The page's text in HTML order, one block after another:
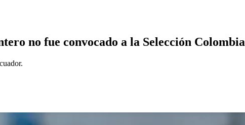
no fue convocado a la Selección Colombia